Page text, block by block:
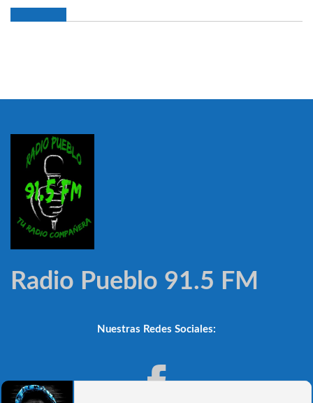
Radio Pueblo 91.5 FM
Nuestras Redes Sociales: